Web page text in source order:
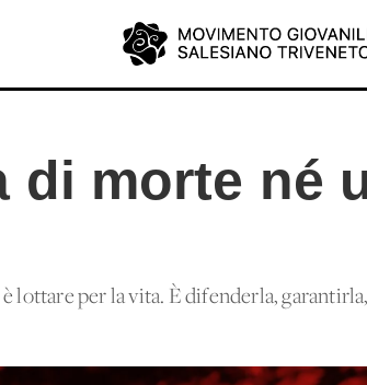
di morte né
lottare per la vita. È difenderla,